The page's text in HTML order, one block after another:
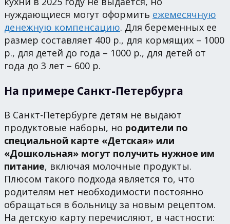
нуждающиеся могут оформить ежемесячную
денежную компенсацию. Для беременных ее
размер составляет 400 р., для кормящих – 1000
р., для детей до года – 1000 р., для детей от
года до 3 лет – 600 р.
На примере Санкт-Петербурга
В Санкт-Петербурге детям не выдают
продуктовые наборы, но родители по
специальной карте «Детская» или
«Дошкольная» могут получить нужное им
питание, включая молочные продукты.
Плюсом такого подхода является то, что
родителям нет необходимости постоянно
обращаться в больницу за новым рецептом.
На детскую карту перечисляют, в частности: